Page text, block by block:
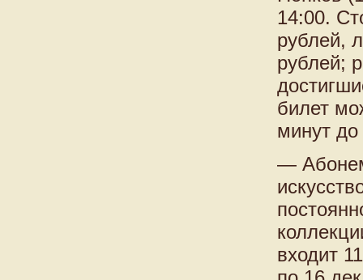
14:00.
рублей,
рублей;
билет
минут
—
входит